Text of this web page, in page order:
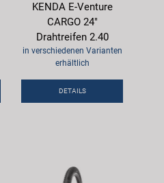
KENDA E-Venture
CARGO 24"
Drahtreifen 2.40
in verschiedenen Varianten
erhältlich
DETAILS